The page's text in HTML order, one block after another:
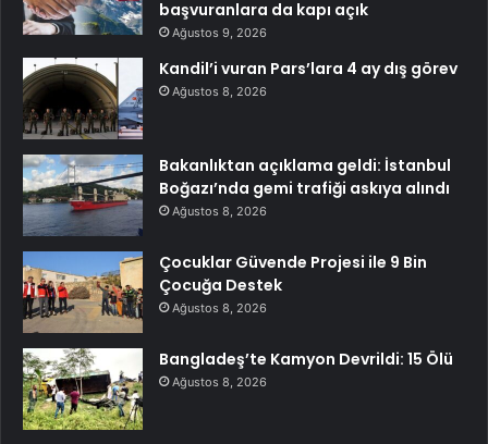
başvuranlara da kapı açık
Ağustos 9, 2026
Kandil’i vuran Pars’lara 4 ay dış görev
Ağustos 8, 2026
Bakanlıktan açıklama geldi: İstanbul
Boğazı’nda gemi trafiği askıya alındı
Ağustos 8, 2026
Çocuklar Güvende Projesi ile 9 Bin
Çocuğa Destek
Ağustos 8, 2026
Bangladeş’te Kamyon Devrildi: 15 Ölü
Ağustos 8, 2026